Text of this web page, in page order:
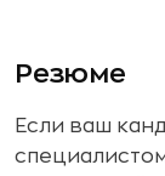
Резюме
Если ваш